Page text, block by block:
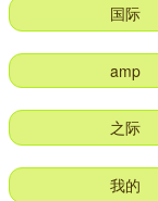
国际
amp
之际
我的